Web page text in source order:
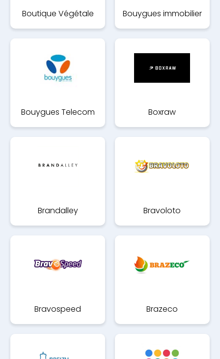
Boutique Végétale Bouygues immobilier
Bouygues Telecom Boxraw
Brandalley Bravoloto
Bravospeed Brazeco